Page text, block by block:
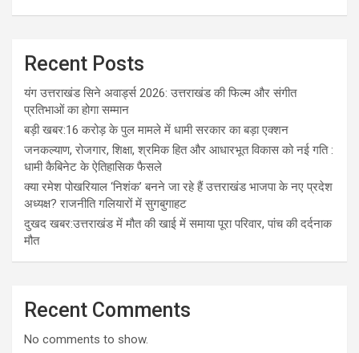
Recent Posts
यंग उत्तराखंड सिने अवार्ड्स 2026: उत्तराखंड की फिल्म और संगीत
प्रतिभाओं का होगा सम्मान
बड़ी खबर:16 करोड़ के पुल मामले में धामी सरकार का बड़ा एक्शन
जनकल्याण, रोजगार, शिक्षा, श्रमिक हित और आधारभूत विकास को नई गति :
धामी कैबिनेट के ऐतिहासिक फैसले
क्या रमेश पोखरियाल ‘निशंक’ बनने जा रहे हैं उत्तराखंड भाजपा के नए प्रदेश
अध्यक्ष? राजनीति गलियारों में सुगबुगाहट
दुखद खबर:उत्तराखंड में मौत की खाई में समाया पूरा परिवार, पांच की दर्दनाक
मौत
Recent Comments
No comments to show.